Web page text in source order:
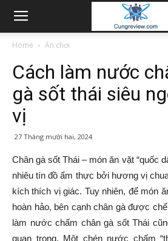
Home Ăn chơi
Cách làm nước
gà sốt thái siêu
vị
27 Tháng mười hai, 2024
Chân gà sốt Thái – món ăn vặt “quốc
nhiêu tín đồ ẩm thực bởi hương vị
kích thích vị giác. Tuy nhiên, để món
hoàn hảo, bên cạnh chân gà được
làm nước chấm chân gà sốt Thái
quan trọng. Một chén nước chấm